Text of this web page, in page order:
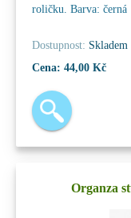
roličku. Barva: černá
Dostupnost: Skladem
Cena: 44,00 Kč
Organza